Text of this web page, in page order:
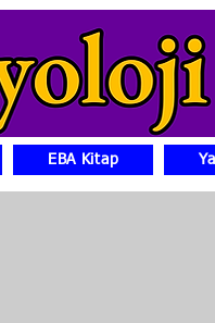
EBA Kitap